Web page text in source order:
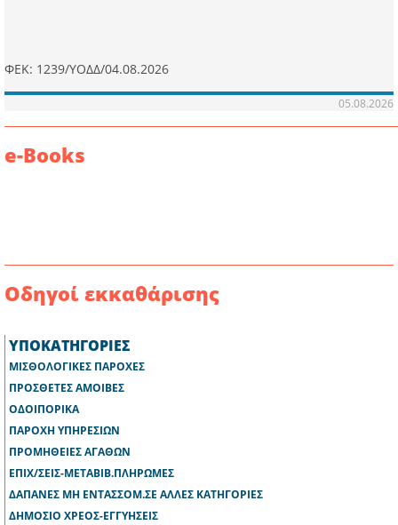
ΦΕΚ: 1239/ΥΟΔΔ/04.08.2026
05.08.2026
e-Books
Οδηγοί εκκαθάρισης
ΥΠΟΚΑΤΗΓΟΡΙΕΣ
ΜΙΣΘΟΛΟΓΙΚΕΣ ΠΑΡΟΧΕΣ
ΠΡΟΣΘΕΤΕΣ ΑΜΟΙΒΕΣ
ΟΔΟΙΠΟΡΙΚΑ
ΠΑΡΟΧΗ ΥΠΗΡΕΣΙΩΝ
ΠΡΟΜΗΘΕΙΕΣ ΑΓΑΘΩΝ
ΕΠΙΧ/ΣΕΙΣ-ΜΕΤΑΒΙΒ.ΠΛΗΡΩΜΕΣ
ΔΑΠΑΝΕΣ ΜΗ ΕΝΤΑΣΣΟΜ.ΣΕ ΑΛΛΕΣ ΚΑΤΗΓΟΡΙΕΣ
ΔΗΜΟΣΙΟ ΧΡΕΟΣ-ΕΓΓΥΗΣΕΙΣ